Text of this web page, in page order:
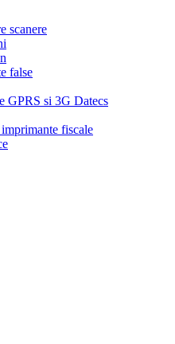
scanere
false
GPRS si 3G Datecs
fiscale